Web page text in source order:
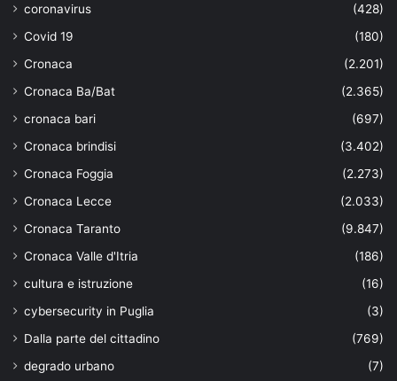
coronavirus
(428)
Covid 19
(180)
Cronaca
(2.201)
Cronaca Ba/Bat
(2.365)
cronaca bari
(697)
Cronaca brindisi
(3.402)
Cronaca Foggia
(2.273)
Cronaca Lecce
(2.033)
Cronaca Taranto
(9.847)
Cronaca Valle d'Itria
(186)
cultura e istruzione
(16)
cybersecurity in Puglia
(3)
Dalla parte del cittadino
(769)
degrado urbano
(7)